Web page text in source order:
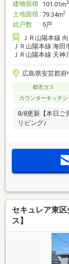
建物面積 101.01m2
土地面積 79.34m2
総戸数
5戸
ＪＲ山陽本線
ＪＲ山陽本線 海田
ＪＲ山陽本線 天神
広島県安芸郡府
都市ガス
カウンターキッチン
8/8更新【本日ご
リビング♪
セキュレア東
ス】